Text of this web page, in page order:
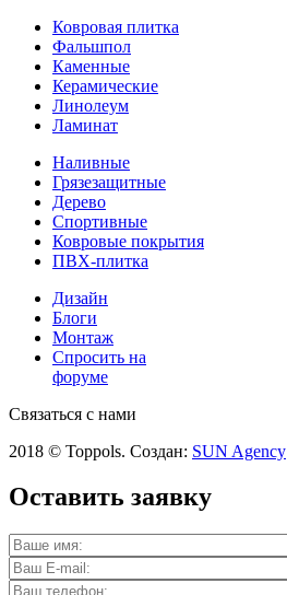
Ковровая плитка
Фальшпол
Каменные
Керамические
Линолеум
Ламинат
Наливные
Грязезащитные
Дерево
Спортивные
Ковровые покрытия
ПВХ-плитка
Дизайн
Блоги
Монтаж
Спросить на
форуме
Связаться с нами
2018 © Toppols. Создан: SUN Agency
Оставить заявку